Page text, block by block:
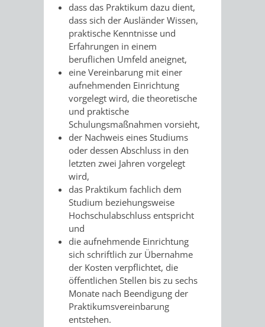
dass das Praktikum dazu dient,
dass sich der Ausländer Wissen,
praktische Kenntnisse und
Erfahrungen in einem
beruflichen Umfeld aneignet,
eine Vereinbarung mit einer
aufnehmenden Einrichtung
vorgelegt wird, die theoretische
und praktische
Schulungsmaßnahmen vorsieht,
der Nachweis eines Studiums
oder dessen Abschluss in den
letzten zwei Jahren vorgelegt
wird,
das Praktikum fachlich dem
Studium beziehungsweise
Hochschulabschluss entspricht
und
die aufnehmende Einrichtung
sich schriftlich zur Übernahme
der Kosten verpflichtet, die
öffentlichen Stellen bis zu sechs
Monate nach Beendigung der
Praktikumsvereinbarung
entstehen.